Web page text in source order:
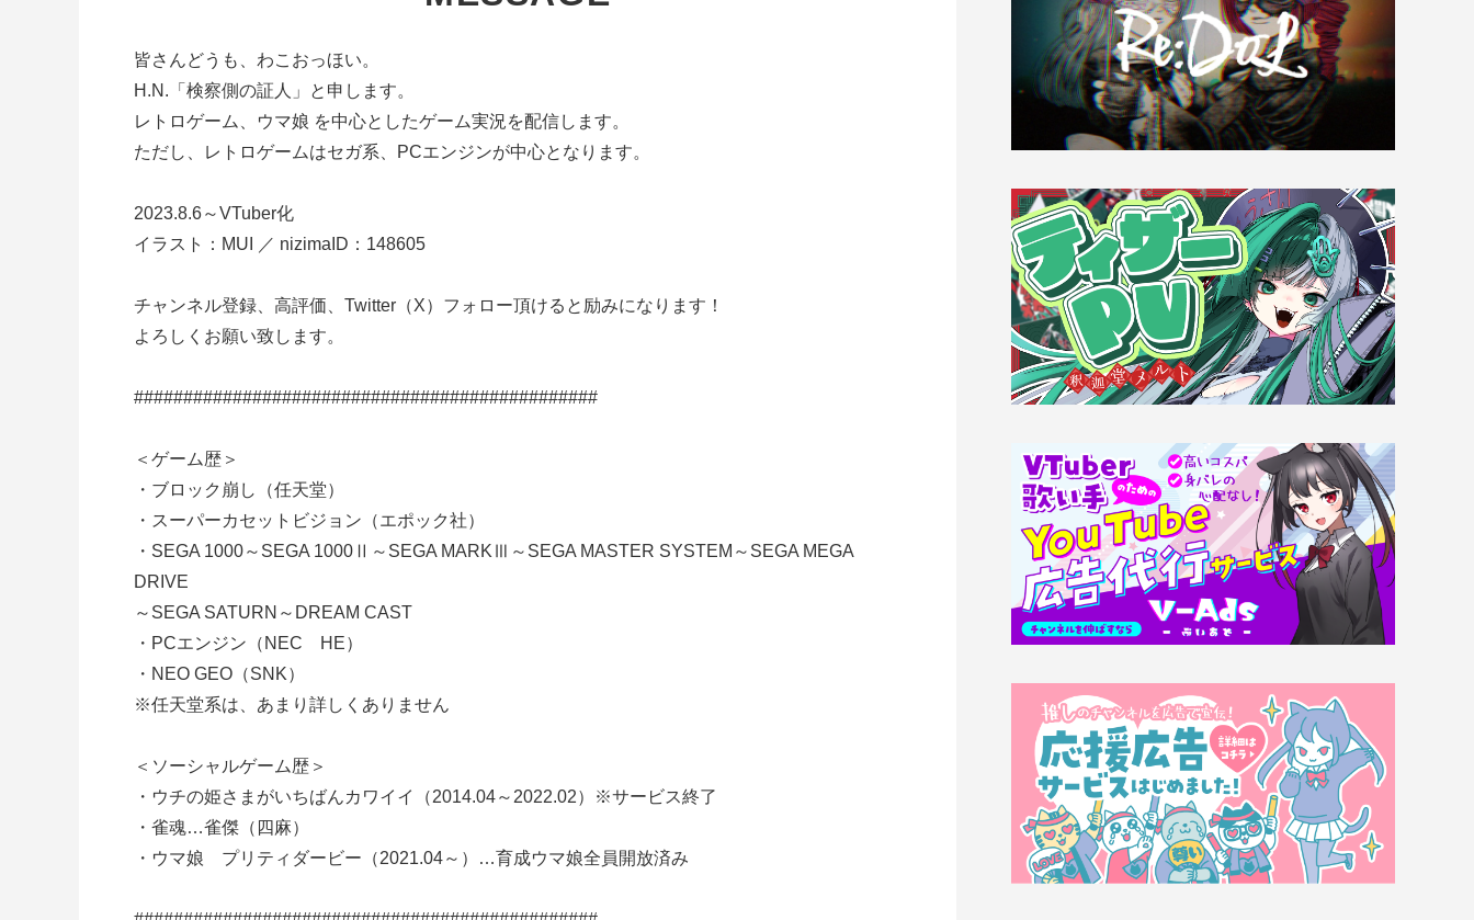
皆さんどうも、わこおっほい。
H.N.「検察側の証人」と申します。
レトロゲーム、ウマ娘 を中心としたゲーム実況を配信します。
ただし、レトロゲームはセガ系、PCエンジンが中心となります。
2023.8.6～VTuber化
イラスト：MUI ／ nizimaID：148605
チャンネル登録、高評価、Twitter（X）フォロー頂けると励みになります！
よろしくお願い致します。
###############################################
＜ゲーム歴＞
・ブロック崩し（任天堂）
・スーパーカセットビジョン（エポック社）
・SEGA 1000～SEGA 1000Ⅱ～SEGA MARKⅢ～SEGA MASTER SYSTEM～SEGA MEGA
DRIVE
～SEGA SATURN～DREAM CAST
・PCエンジン（NEC HE）
・NEO GEO（SNK）
※任天堂系は、あまり詳しくありません
＜ソーシャルゲーム歴＞
・ウチの姫さまがいちばんカワイイ（2014.04～2022.02）※サービス終了
・雀魂…雀傑（四麻）
・ウマ娘 プリティダービー（2021.04～）…育成ウマ娘全員開放済み